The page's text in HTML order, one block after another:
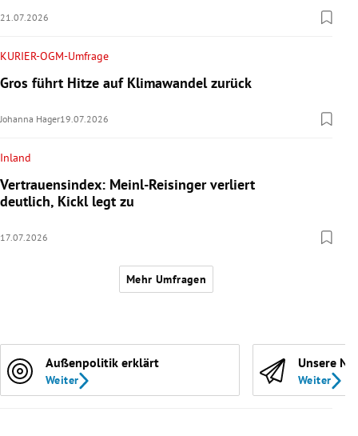
21.07.2026
KURIER-OGM-Umfrage
Gros führt Hitze auf Klimawandel zurück
Johanna Hager19.07.2026
Inland
Vertrauensindex: Meinl-Reisinger verliert
deutlich, Kickl legt zu
17.07.2026
Mehr Umfragen
Außenpolitik erklärt
Weiter
Unsere
Weiter